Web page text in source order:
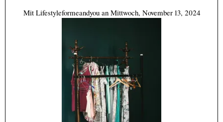
Mit Lifestyleformeandyou an Mittwoch, November 13, 2024